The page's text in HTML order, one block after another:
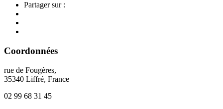
Partager sur :
Coordonnées
rue de Fougères,
35340 Liffré, France
02 99 68 31 45